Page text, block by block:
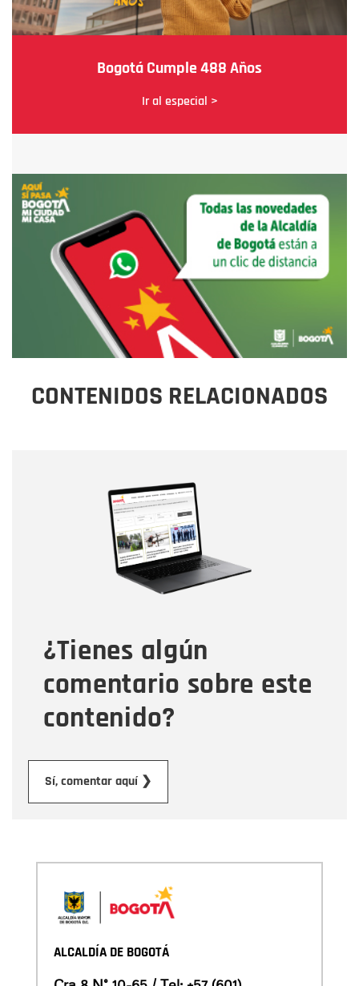
Bogotá Cumple 488 Años
Ir al especial >
CONTENIDOS RELACIONADOS
¿Tienes algún
comentario sobre este
contenido?
Sí, comentar aquí ❯
Correo electrónico
Tipo de comentario
Mensaje
ALCALDÍA DE BOGOTÁ